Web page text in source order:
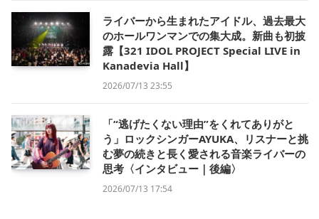
ライバーから生まれたアイドル、過去最大
のホールワンマンでの集大成。新曲も初披
露【321 IDOL PROJECT Special LIVE in
Kanadevia Hall】
2026/07/13 23:55
「“逃げたくない理由”をくれてありがと
う」ロックシンガーAYUKA、リスナーと挑
む夢の続きと長く愛される音楽ライバーの
思考〈インタビュー｜後編〉
2026/07/13 17:54